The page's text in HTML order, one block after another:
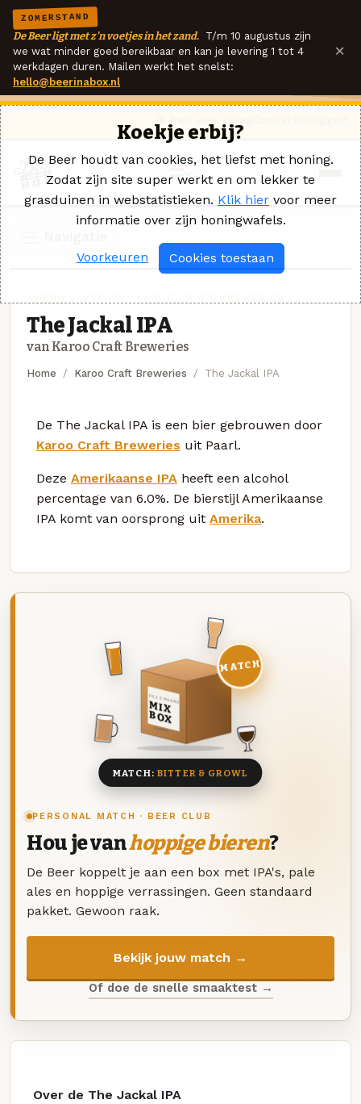
ZOMERSTAND
De Beer ligt met z'n voetjes in het zand. T/m 10 augustus zijn
we wat minder goed bereikbaar en kan je levering 1 tot 4
werkdagen duren. Mailen werkt het snelst:
hello@beerinabox.nl
×
The Jackal IPA
van Karoo Craft Breweries
Home Karoo Craft Breweries The Jackal IPA
De The Jackal IPA is een bier gebrouwen door
Karoo Craft Breweries uit Paarl.
Deze Amerikaanse IPA heeft een alcohol
percentage van 6.0%. De bierstijl Amerikaanse
IPA komt van oorsprong uit Amerika.
PERSONAL MATCH · BEER CLUB
Hou je vanhoppige bieren?
De Beer koppelt je aan een box met IPA's, pale
ales en hoppige verrassingen. Geen standaard
pakket. Gewoon raak.
Bekijk jouw match →
Of doe de snelle smaaktest →
DEZE MAAND
MIX
BOX
8 BIEREN
MATCH
MATCH: BITTER & GROWL
Over de The Jackal IPA
Koekje erbij?
De Beer houdt van cookies, het liefst met honing.
Zodat zijn site super werkt en om lekker te
grasduinen in webstatistieken. Klik hier voor meer
informatie over zijn honingwafels.
Voorkeuren Cookies toestaan